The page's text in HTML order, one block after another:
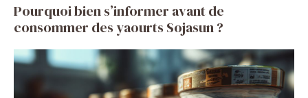
Pourquoi bien s’informer avant de
consommer des yaourts Sojasun ?